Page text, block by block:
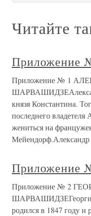
Читайте
Приложение
Приложение № 1
князя Константина.
последнего владетеля
жениться на
Приложение
Приложение № 2
родился в 1847 году и